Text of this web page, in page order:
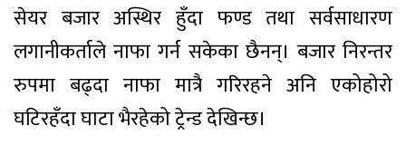
सेयर बजार अस्थिर हुँदा फण्ड तथा सर्वसाधारण
लगानीकर्ताले नाफा गर्न सकेका छैनन्। बजार निरन्तर
रुपमा बढ्दा नाफा मात्रै गरिरहने अनि एकोहोरो
घटिरहँदा घाटा भैरहेको ट्रेन्ड देखिन्छ।